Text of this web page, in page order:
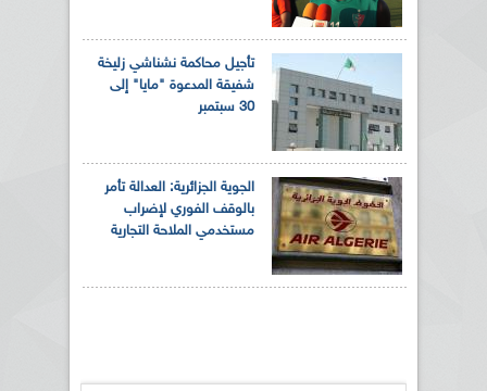
تأجيل محاكمة نشناشي زليخة
شفيقة المدعوة "مايا" إلى
30 سبتمبر
الجوية الجزائرية: العدالة تأمر
بالوقف الفوري لإضراب
مستخدمي الملاحة التجارية